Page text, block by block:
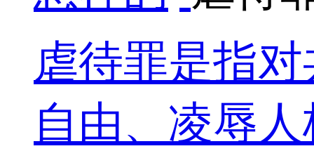
虐待罪是指
自由、凌辱